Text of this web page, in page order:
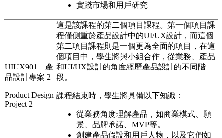
實踐市場和用戶研究
UIUX901 – 產
品設計專案 2
Product Design
Project 2
這是該課程的第二個項目課程。第一個項目課
程僅侧重於產品設計中的UI/UX設計，而這個
第二項目課程則是一個更為全面的項目，在這
個項目中，學生將與小組合作，從業務、產品
和UI/UX設計的角度經歷產品設計的不同階
段。
課程結束時，學生將具備以下知識：
從業務角度理解產品，如商業模式、願
景、品牌承諾、MVP等。
創建產品假設和用戶人物，以及它們如